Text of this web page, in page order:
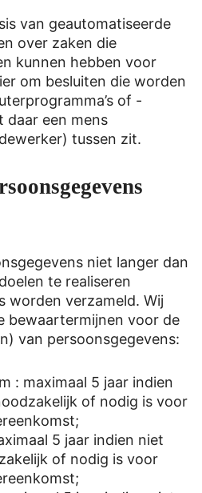
van geautomatiseerde
over zaken die
kunnen hebben voor
om besluiten die worden
of -
daar een mens
tussen zit.
niet langer dan
te realiseren
worden verzameld. Wij
bewaartermijnen voor de
van persoonsgegevens:
: maximaal 5 jaar indien
of nodig is voor
5 jaar indien niet
of nodig is voor